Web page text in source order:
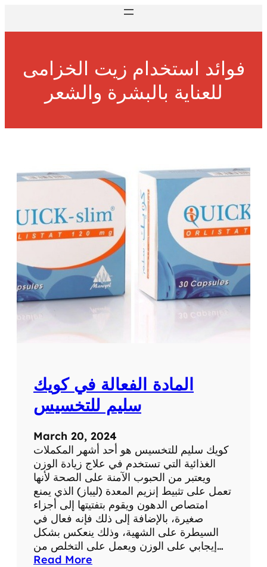
فوائد استخدام زيت الخزامى
للعناية بالبشرة والشعر
المادة الفعالة في كويك
سليم للتخسيس
March 20, 2024
كويك سليم للتخسيس هو أحد أشهر المكملات
الغذائية التي تستخدم في علاج زيادة الوزن
ويعتبر من الحبوب الآمنة على الصحة لأنها
تعمل على تثبيط إنزيم المعدة (ليباز) الذي يمنع
امتصاص الدهون ويقوم بتفتيتها إلى أجزاء
صغيرة، بالإضافة إلى ذلك فإنه فعال في
السيطرة على الشهية، وذلك ينعكس بشكل
إيجابي على الوزن ويعمل على التخلص من…
Read More